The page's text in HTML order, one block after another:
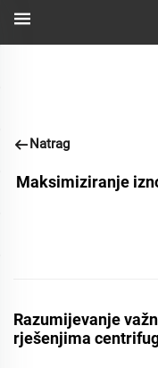
Natrag
Maksimiziranje
Razumijevanje
rješenjima